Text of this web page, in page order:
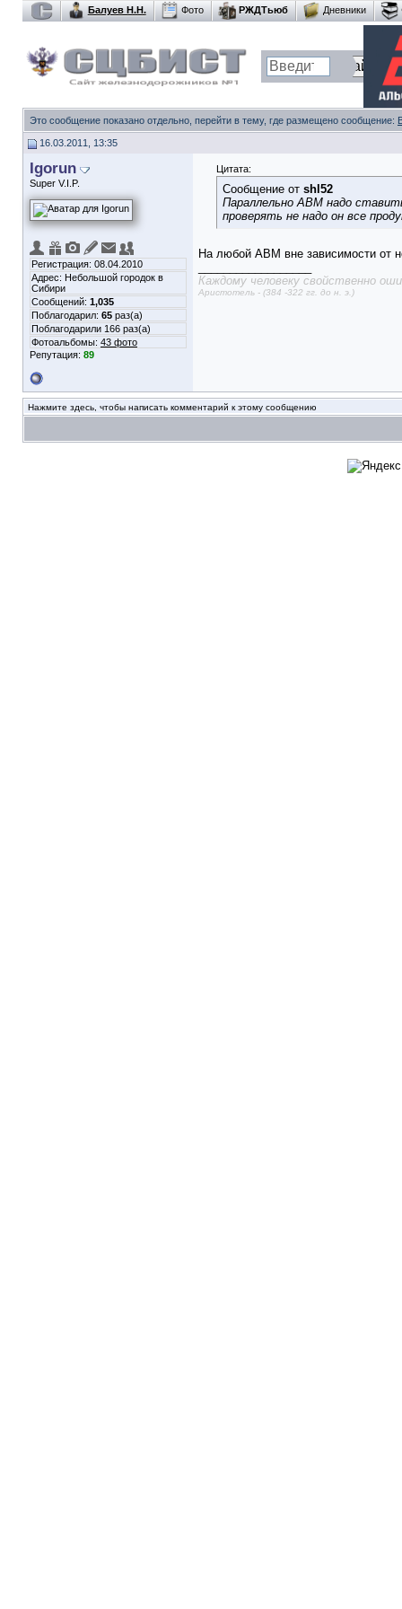
Балуев Н.Н. Фото РЖДТьюб Дневники
Это сообщение показано отдельно, перейти в тему, где размещено сообщение:
16.03.2011, 13:35
Igorun
Super V.I.P.
Регистрация: 08.04.2010
Адрес: Небольшой городок в
Сибири
Сообщений: 1,035
Поблагодарил: 65 раз(а)
Поблагодарили 166 раз(а)
Фотоальбомы: 43 фото
Репутация: 89
Цитата:
Сообщение от shl52
Параллельно АВМ надо
проверять не надо он все
На любой АВМ вне зависимости от
Каждому человеку свойственно
Аристотель - (384 -322 гг. до н. э.)
Нажмите здесь, чтобы написать комментарий к этому сообщению